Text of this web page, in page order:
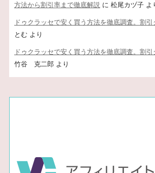
方法から割引率まで徹底解説 に 松尾カヅ子よ
ドゥクラッセで安く買う方法を徹底調査。割引
とむ より
ドゥクラッセで安く買う方法を徹底調査。割引
竹谷 克二郎 より